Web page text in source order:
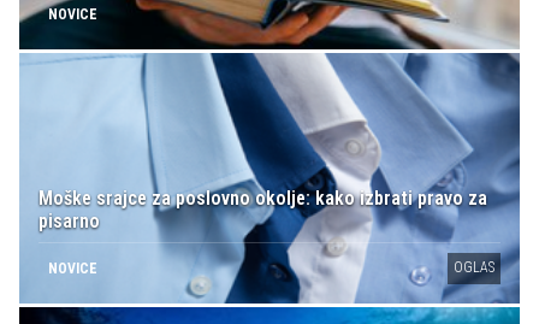
NOVICE
Moške srajce za poslovno okolje: kako izbrati pravo za
pisarno
NOVICE OGLAS